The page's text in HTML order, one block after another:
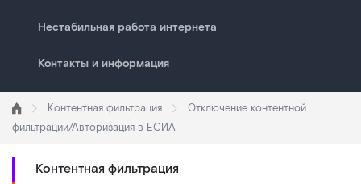
Нестабильная работа интернета
Контакты и информация
Контентная фильтрация
Отключение контентной
фильтрации/Авторизация в ЕСИА
Контентная фильтрация